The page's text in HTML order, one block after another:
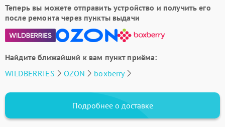
Теперь вы можете отправить устройство и получить его
после ремонта через пункты выдачи
Найдите ближайший к вам пункт приёма:
WILDBERRIES
OZON boxberry
Подробнее о доставке